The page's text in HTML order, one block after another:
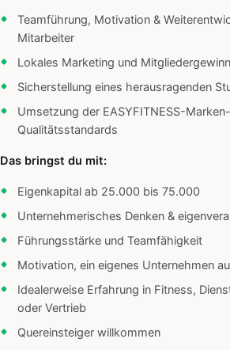
Teamführung, Motivation &
Mitarbeiter
Lokales Marketing und
Sicherstellung eines herausragenden
Umsetzung der EASYFITNESS-
Qualitätsstandards
Das bringst du mit:
Eigenkapital ab 25.000 bis 75.000
Unternehmerisches Denken &
Führungsstärke und Teamfähigkeit
Motivation, ein eigenes Unternehmen
Idealerweise Erfahrung in Fitness,
oder Vertrieb
Quereinsteiger willkommen